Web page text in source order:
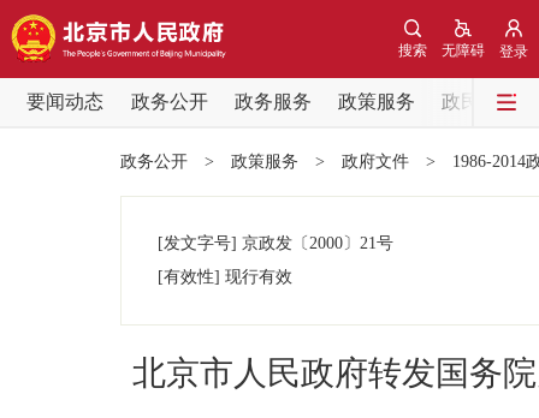
登录
无障碍
搜索
要闻动态 政务公开 政务服务 政策服务
政民互动
党中央精神
政务公开 > 政策服务 > 政府文件 > 1986-2014
[发文字号] 京政发 〔2000〕 21号
[有效性] 现行有效
北京市人民政府转发国务